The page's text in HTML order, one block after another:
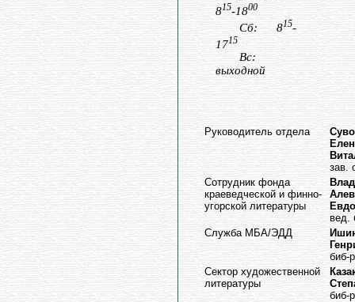
815-1800
Сб: 815-
1715
Вс:
выходной
Руководитель отдела
зав.
Сотрудник фонда
краеведческой и финно-
угорской литературы
вед.
Служба МБА/ЭДД
биб-
Сектор художественной
литературы
биб-